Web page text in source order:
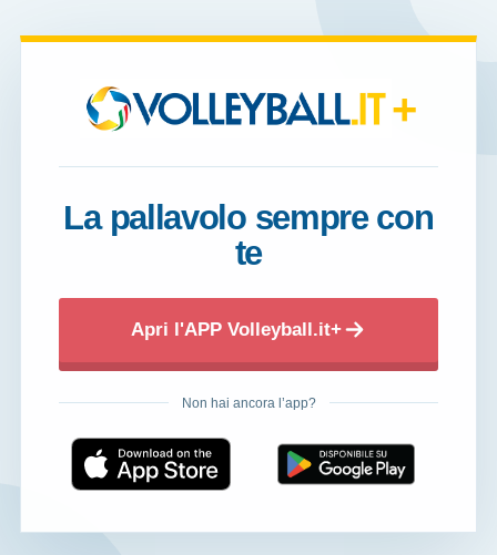
+
La pallavolo sempre con
te
Apri l'APP Volleyball.it+
Non hai ancora l’app?